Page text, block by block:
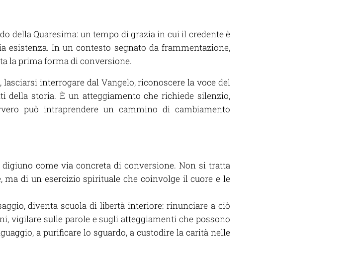
della Quaresima: un tempo di grazia in cui il credente è
In un contesto segnato da frammentazione,
la prima forma di conversione.
interrogare dal Vangelo, riconoscere la voce del
della storia. È un atteggiamento che richiede silenzio,
può intraprendere un cammino di cambiamento
come via concreta di conversione. Non si tratta
di un esercizio spirituale che coinvolge il cuore e le
diventa scuola di libertà interiore: rinunciare a ciò
vigilare sulle parole e sugli atteggiamenti che possono
a purificare lo sguardo, a custodire la carità nelle